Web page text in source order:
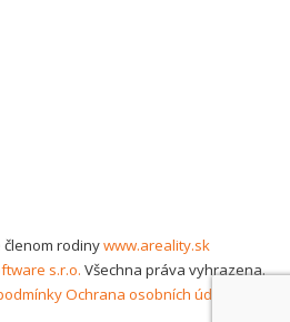
rodinywww.areality.sk
s.r.o. Všechna práva vyhrazena.
Ochrana osobních údajů